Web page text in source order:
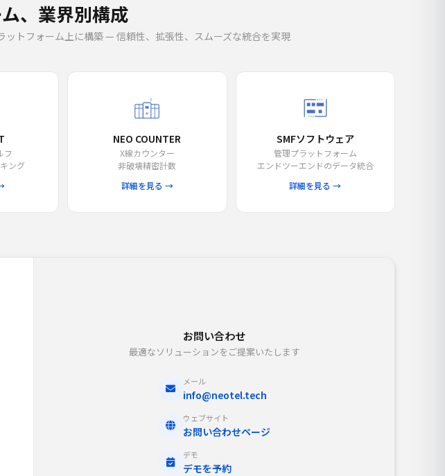
、業界別構成
トフォーム上に構築 — 信頼性、拡張性、スムーズな統合を実現
フ
ング
NEO COUNTER
X線カウンター
非破壊精密計数
詳細を見る →
SMFソフトウェア
管理プラットフォーム
エンドツーエンドのデータ統合
詳細を見る →
お問い合わせ
最適なソリューションをご提案いたします
メール
info@neotel.tech
ウェブサイト
お問い合わせページ
デモ
デモを予約